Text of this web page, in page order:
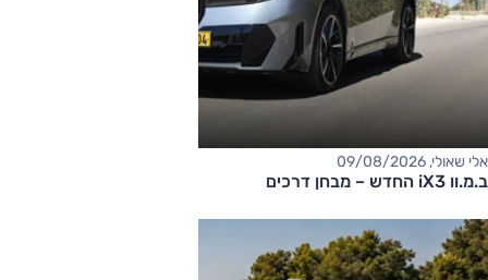
אלי שאולי, 09/08/2026
ב.מ.וו iX3 החדש – מבחן דרכים